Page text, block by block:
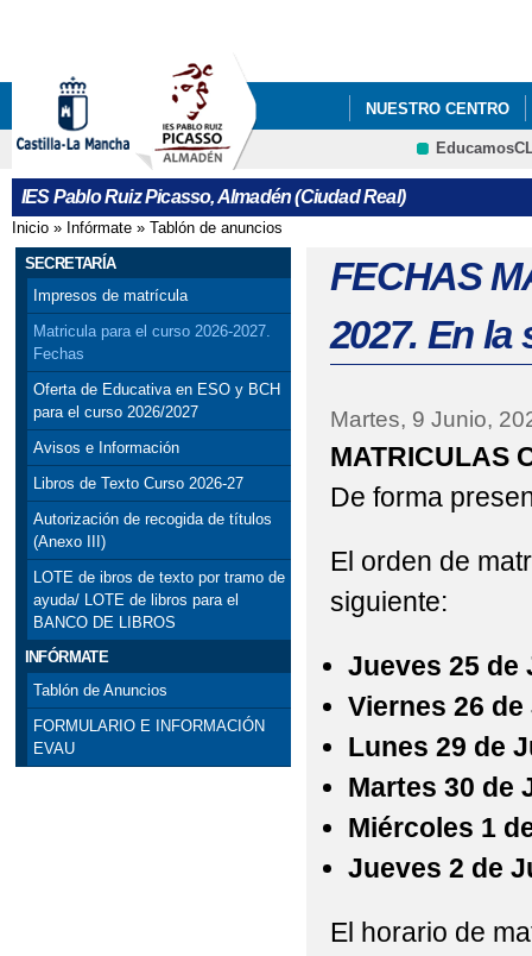
NUESTRO CENTRO
QUÉ HACEMOS
CONFLICTO
JEFATURA DE
IES Pablo Ruiz Picasso, Almadén (Ciudad Real)
Se encuentra usted aquí
Inicio » Infórmate » Tablón de anuncios
SECRETARÍA
Impresos de matrícula
Matricula para el curso 2026-2027.
Fechas
Oferta de Educativa en ESO y BCH
para el curso 2026/2027
Avisos e Información
Libros de Texto Curso 2026-27
Autorización de recogida de títulos
(Anexo III)
LOTE de ibros de texto por tramo de
ayuda/ LOTE de libros para el
BANCO DE LIBROS
INFÓRMATE
Tablón de Anuncios
FORMULARIO E INFORMACIÓN
EVAU
FECHAS
2027. En la
Martes, 9 Junio,
MATRICULAS
De forma
El orden de
siguiente:
Jueves 25 de
Viernes 26
Lunes 29 de
Martes 30 de
Miércoles 1
Jueves 2 de
El horario de